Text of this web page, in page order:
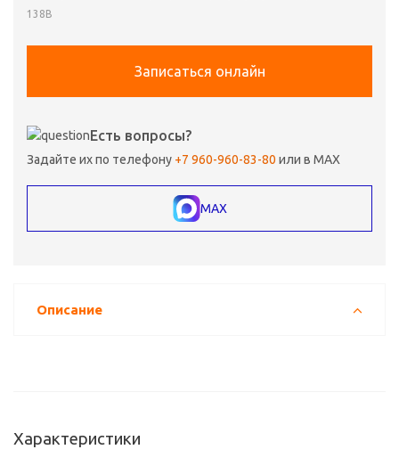
138В
Записаться онлайн
Есть вопросы?
Задайте их по телефону +7 960-960-83-80 или в MAX
MAX
Описание
Характеристики